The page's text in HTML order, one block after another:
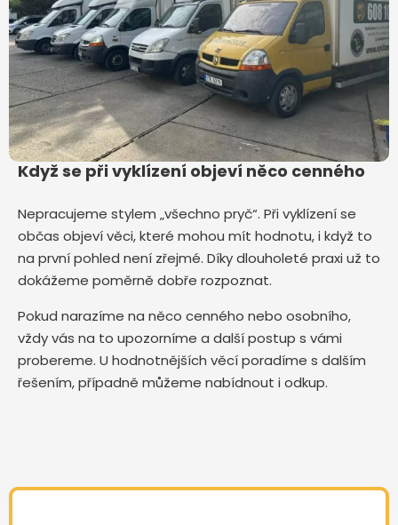
Když se při vyklízení objeví něco cenného
Nepracujeme stylem „všechno pryč“. Při vyklízení se
občas objeví věci, které mohou mít hodnotu, i když to
na první pohled není zřejmé. Díky dlouholeté praxi už to
dokážeme poměrně dobře rozpoznat.
Pokud narazíme na něco cenného nebo osobního,
vždy vás na to upozorníme a další postup s vámi
probereme. U hodnotnějších věcí poradíme s dalším
řešením, případně můžeme nabídnout i odkup.